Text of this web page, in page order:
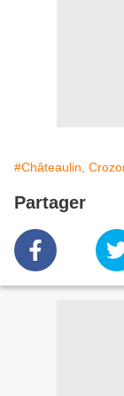
#Châteaulin,
Partager